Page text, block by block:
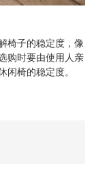
子的稳定度，像
购时要由使用人亲
闲椅的稳定度。